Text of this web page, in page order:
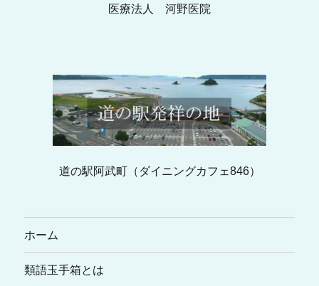
医療法人 河野医院
道の駅阿武町（ダイニングカフェ846）
ホーム
類語玉手箱とは